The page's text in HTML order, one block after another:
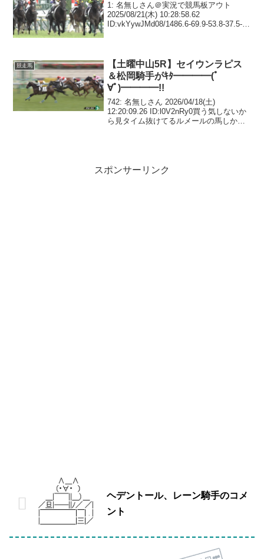
1: 名無しさん＠実況で競馬板アウト
2025/08/21(木) 10:28:58.62
ID:vkYywJMd08/1486.6-69.9-53.8-37.5-
競走馬
【土曜中山5R】セイウンラピス
＆松岡騎手がｷﾀ━━━━(ﾟ
∀ﾟ)━━━━!!
742: 名無しさん 2026/04/18(土)
12:20:09.26 ID:l0V2nRy0買う気しないか
ら見タイム抜けてるルメールの馬しか買
スポンサーリンク
ヘデントール、レーン騎手のコメ
ント